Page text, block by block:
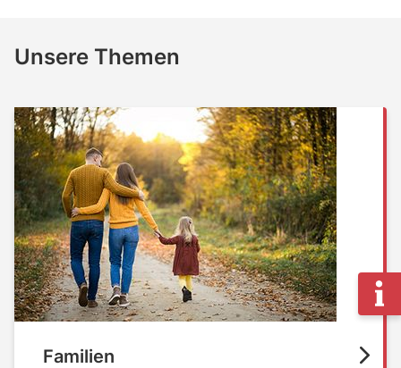
Unsere Themen
Familien